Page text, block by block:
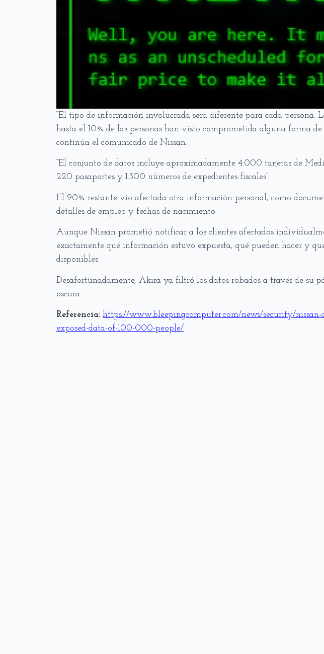
“El tipo de información involucrada será diferente para cada persona.
hasta el 10% de las personas han visto comprometida alguna forma
continúa el comunicado de Nissan.
“El conjunto de datos incluye aproximadamente 4.000 tarjetas de
220 pasaportes y 1.300 números de expedientes fiscales”.
El 90% restante vio afectada otra información personal, como
detalles de empleo y fechas de nacimiento.
Aunque Nissan prometió notificar a los clientes afectados
exactamente qué información estuvo expuesta, qué pueden hacer y
disponibles.
Desafortunadamente, Akira ya filtró los datos robados a través de su
oscura.
Referencia: https://www.bleepingcomputer.com/news/security/nissan-
exposed-data-of-100-000-people/